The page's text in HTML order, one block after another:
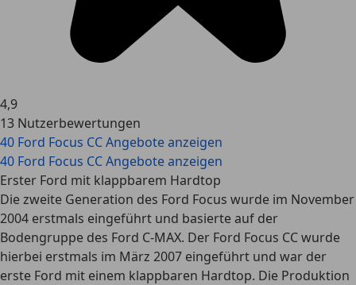
4,9
13 Nutzerbewertungen
40 Ford Focus CC Angebote anzeigen
40 Ford Focus CC Angebote anzeigen
Erster Ford mit klappbarem Hardtop
Die zweite Generation des Ford Focus wurde im November
2004 erstmals eingeführt und basierte auf der
Bodengruppe des Ford C-MAX. Der Ford Focus CC wurde
hierbei erstmals im März 2007 eingeführt und war der
erste Ford mit einem klappbaren Hardtop. Die Produktion